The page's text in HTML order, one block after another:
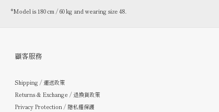
*Model is 180 cm / 60 kg and wearing size 48.
顧客服務
Shipping / 運送政策
Returns & Exchange / 退換貨政策
Privacy Protection / 隱私權保護